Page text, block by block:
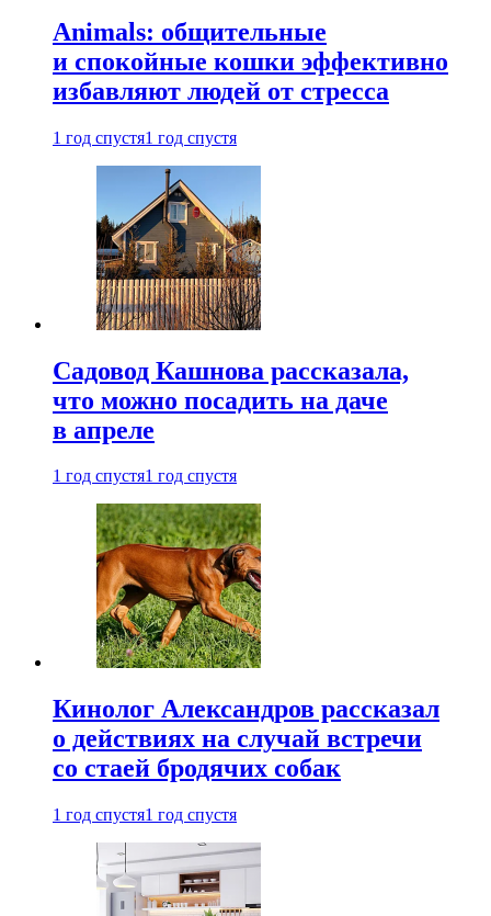
Animals: общительные
и спокойные кошки эффективно
избавляют людей от стресса
1 год спустя1 год спустя
Садовод Кашнова рассказала,
что можно посадить на даче
в апреле
1 год спустя1 год спустя
Кинолог Александров рассказал
о действиях на случай встречи
со стаей бродячих собак
1 год спустя1 год спустя